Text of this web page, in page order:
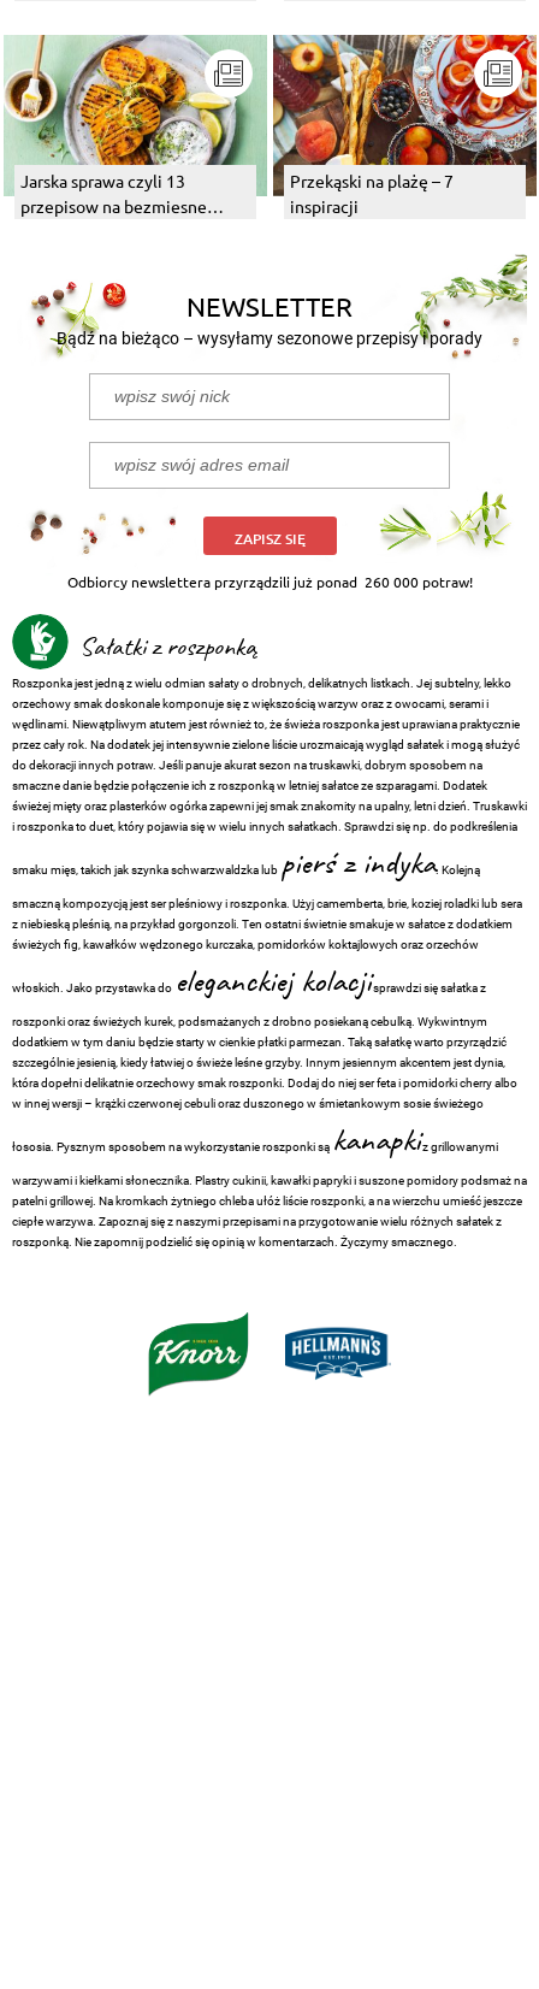
Jarska sprawa czyli 13
przepisow na bezmiesne
Przekąski na plażę – 7
inspiracji
NEWSLETTER
Bądź na bieżąco – wysyłamy sezonowe przepisy i porady
ZAPISZ SIĘ
Odbiorcy newslettera przyrządzili już ponad 260 000 potraw!
Sałatki z roszponką
Roszponka jest jedną z wielu odmian sałaty o drobnych, delikatnych listkach. Jej subtelny, lekko
orzechowy smak doskonale komponuje się z większością warzyw oraz z owocami, serami i
wędlinami. Niewątpliwym atutem jest również to, że świeża roszponka jest uprawiana praktycznie
przez cały rok. Na dodatek jej intensywnie zielone liście urozmaicają wygląd sałatek i mogą służyć
do dekoracji innych potraw. Jeśli panuje akurat sezon na truskawki, dobrym sposobem na
smaczne danie będzie połączenie ich z roszponką w letniej sałatce ze szparagami. Dodatek
świeżej mięty oraz plasterków ogórka zapewni jej smak znakomity na upalny, letni dzień. Truskawki
i roszponka to duet, który pojawia się w wielu innych sałatkach. Sprawdzi się np. do podkreślenia
smaku mięs, takich jak szynka schwarzwaldzka lub pierś z indyka. Kolejną
smaczną kompozycją jest ser pleśniowy i roszponka. Użyj camemberta, brie, koziej roladki lub sera
z niebieską pleśnią, na przykład gorgonzoli. Ten ostatni świetnie smakuje w sałatce z dodatkiem
świeżych fig, kawałków wędzonego kurczaka, pomidorków koktajlowych oraz orzechów
włoskich. Jako przystawka do eleganckiej kolacjisprawdzi się sałatka z
roszponki oraz świeżych kurek, podsmażanych z drobno posiekaną cebulką. Wykwintnym
dodatkiem w tym daniu będzie starty w cienkie płatki parmezan. Taką sałatkę warto przyrządzić
szczególnie jesienią, kiedy łatwiej o świeże leśne grzyby. Innym jesiennym akcentem jest dynia,
która dopełni delikatnie orzechowy smak roszponki. Dodaj do niej ser feta i pomidorki cherry albo
w innej wersji – krążki czerwonej cebuli oraz duszonego w śmietankowym sosie świeżego
łososia. Pysznym sposobem na wykorzystanie roszponki są kanapkiz grillowanymi
warzywami i kiełkami słonecznika. Plastry cukinii, kawałki papryki i suszone pomidory podsmaż na
patelni grillowej. Na kromkach żytniego chleba ułóż liście roszponki, a na wierzchu umieść jeszcze
ciepłe warzywa. Zapoznaj się z naszymi przepisami na przygotowanie wielu różnych sałatek z
roszponką. Nie zapomnij podzielić się opinią w komentarzach. Życzymy smacznego.